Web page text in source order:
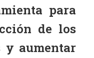
para
de los
y aumentar